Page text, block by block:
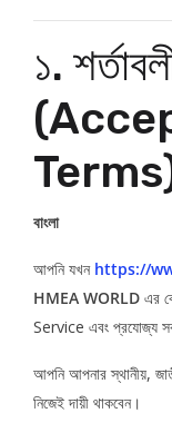
১.
বাংলা
আপনি যখন https://
HMEA WORLD এর
Service এবং প্রযোজ্য
আপনি আপনার স্থানীয়,
নিজেই দায়ী থাকবেন।